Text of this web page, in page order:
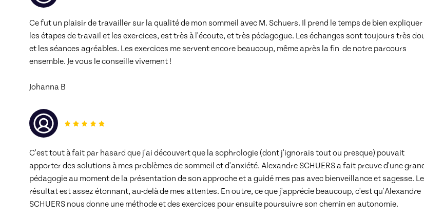
Ce fut un plaisir de travailler sur la qualité de mon sommeil avec M. Schuers. Il prend le temps de bien expliquer
les étapes de travail et les exercices, est très à l'écoute, et très pédagogue. Les échanges sont toujours très
et les séances agréables. Les exercices me servent encore beaucoup, même après la fin  de notre parcours
ensemble. Je vous le conseille vivement !
Johanna B
C'est tout à fait par hasard que j'ai découvert que la sophrologie (dont j'ignorais tout ou presque) pouvait
apporter des solutions à mes problèmes de sommeil et d'anxiété. Alexandre SCHUERS a fait preuve d'une
pédagogie au moment de la présentation de son approche et a guidé mes pas avec bienveillance et sagesse. Le
résultat est assez étonnant, au-delà de mes attentes. En outre, ce que j'apprécie beaucoup, c'est qu'Alexandre
SCHUERS nous donne une méthode et des exercices pour ensuite poursuivre son chemin en autonomie.